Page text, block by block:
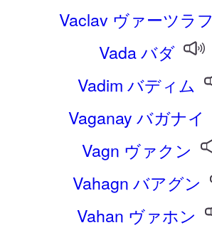
Vaclav ヴァーツラフ
Vada バダ
Vadim バディム
Vaganay バガナイ
Vagn ヴァクン
Vahagn バアグン
Vahan ヴァホン